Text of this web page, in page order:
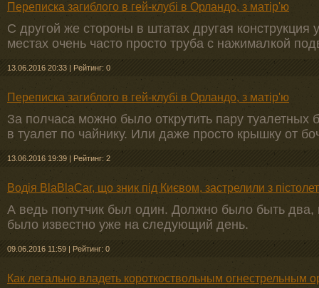
Переписка загиблого в гей-клубі в Орландо, з матір'ю
С другой же стороны в штатах другая
местах очень часто просто труба с нажималкой
13.06.2016 20:33 | Рейтинг: 0
Переписка загиблого в гей-клубі в Орландо, з матір'ю
За полчаса можно было открутить пару туалетных
в туалет по чайнику. Или даже просто крышку от
13.06.2016 19:39 | Рейтинг: 2
Водія BlaBlaCar, що зник під Києвом, застрелили з
А ведь попутчик был один. Должно было быть два,
было известно уже на следующий день.
09.06.2016 11:59 | Рейтинг: 0
Как легально владеть короткоствольным